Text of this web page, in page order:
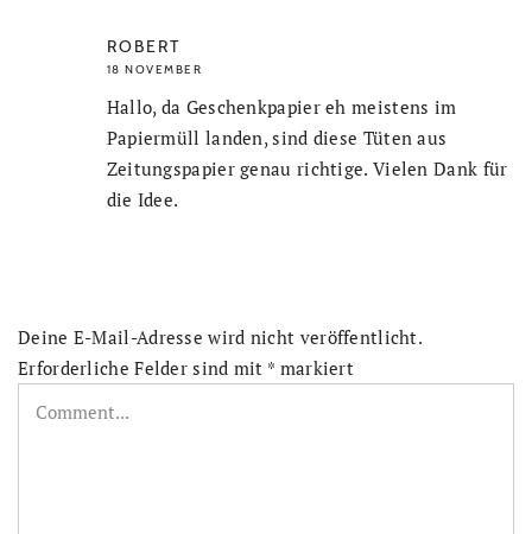
ROBERT
18 NOVEMBER
Hallo, da Geschenkpapier eh meistens im
Papiermüll landen, sind diese Tüten aus
Zeitungspapier genau richtige. Vielen Dank für
die Idee.
Deine E-Mail-Adresse wird nicht veröffentlicht.
Erforderliche Felder sind mit * markiert